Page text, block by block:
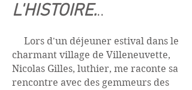
L'HISTOIRE...
Lors d'un déjeuner estival dans le
charmant village de Villeneuvette,
Nicolas Gilles, luthier, me raconte sa
rencontre avec des gemmeurs des